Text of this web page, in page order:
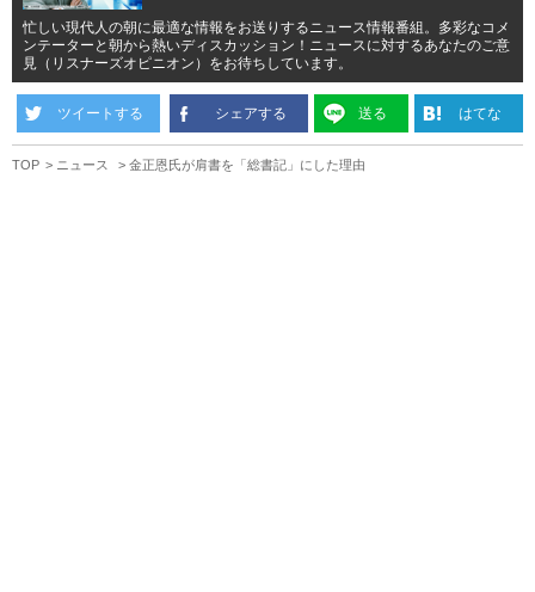
忙しい現代人の朝に最適な情報をお送りするニュース情報番組。多彩なコメ
ンテーターと朝から熱いディスカッション！ニュースに対するあなたのご意
見（リスナーズオピニオン）をお待ちしています。
ツイートする シェアする 送る はてな
TOP ニュース 金正恩氏が肩書を「総書記」にした理由